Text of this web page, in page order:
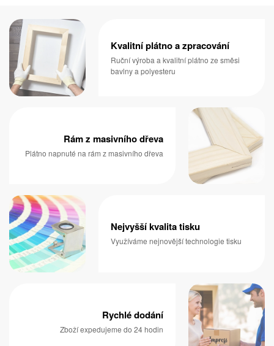
Kvalitní plátno a zpracování
Ruční výroba a kvalitní plátno ze směsi
bavlny a polyesteru
Rám z masivního dřeva
Plátno napnuté na rám z masivního dřeva
Nejvyšší kvalita tisku
Využíváme nejnovější technologie tisku
Rychlé dodání
Zboží expedujeme do 24 hodin